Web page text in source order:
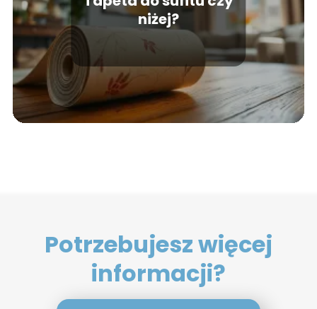
niżej?
Potrzebujesz więcej
informacji?